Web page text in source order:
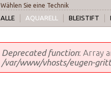
Wählen Sie eine Technik
ALLE AQUARELL BLEISTIFT
Fehlermeldung
Deprecated function: Array
/var/www/vhosts/eugen-